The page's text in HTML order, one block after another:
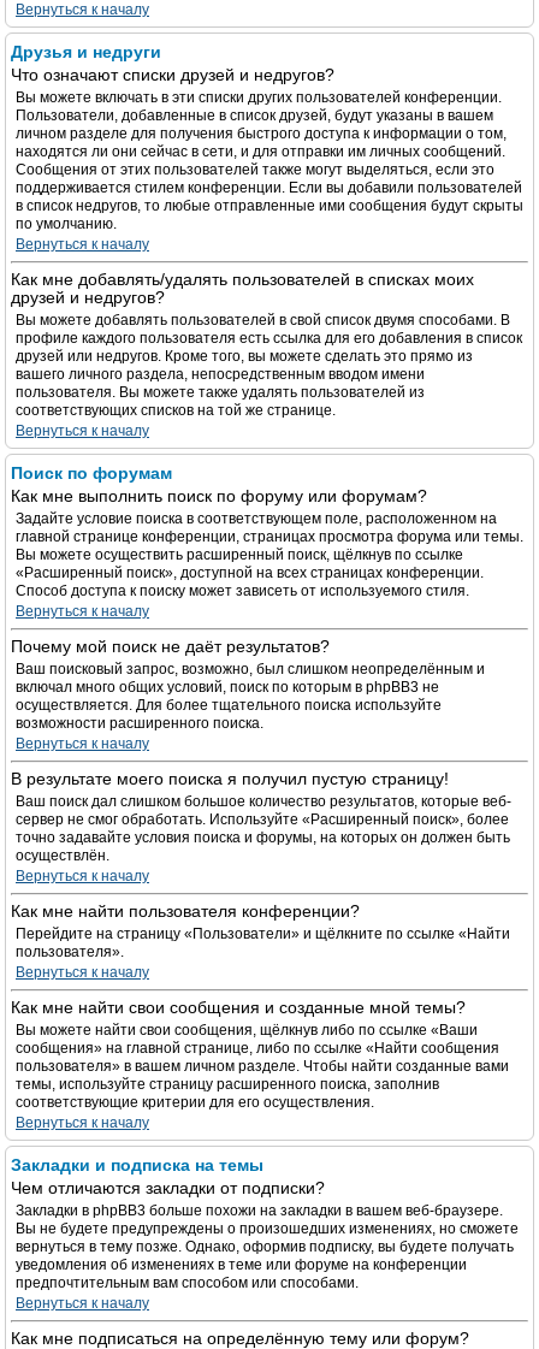
Вернуться к началу
Друзья и недруги
Что означают списки друзей и недругов?
Вы можете включать в эти списки других пользователей конференции.
Пользователи, добавленные в список друзей, будут указаны в вашем
личном разделе для получения быстрого доступа к информации о том,
находятся ли они сейчас в сети, и для отправки им личных сообщений.
Сообщения от этих пользователей также могут выделяться, если это
поддерживается стилем конференции. Если вы добавили пользователей
в список недругов, то любые отправленные ими сообщения будут скрыты
по умолчанию.
Вернуться к началу
Как мне добавлять/удалять пользователей в списках моих
друзей и недругов?
Вы можете добавлять пользователей в свой список двумя способами. В
профиле каждого пользователя есть ссылка для его добавления в список
друзей или недругов. Кроме того, вы можете сделать это прямо из
вашего личного раздела, непосредственным вводом имени
пользователя. Вы можете также удалять пользователей из
соответствующих списков на той же странице.
Вернуться к началу
Поиск по форумам
Как мне выполнить поиск по форуму или форумам?
Задайте условие поиска в соответствующем поле, расположенном на
главной странице конференции, страницах просмотра форума или темы.
Вы можете осуществить расширенный поиск, щёлкнув по ссылке
«Расширенный поиск», доступной на всех страницах конференции.
Способ доступа к поиску может зависеть от используемого стиля.
Вернуться к началу
Почему мой поиск не даёт результатов?
Ваш поисковый запрос, возможно, был слишком неопределённым и
включал много общих условий, поиск по которым в phpBB3 не
осуществляется. Для более тщательного поиска используйте
возможности расширенного поиска.
Вернуться к началу
В результате моего поиска я получил пустую страницу!
Ваш поиск дал слишком большое количество результатов, которые веб-
сервер не смог обработать. Используйте «Расширенный поиск», более
точно задавайте условия поиска и форумы, на которых он должен быть
осуществлён.
Вернуться к началу
Как мне найти пользователя конференции?
Перейдите на страницу «Пользователи» и щёлкните по ссылке «Найти
пользователя».
Вернуться к началу
Как мне найти свои сообщения и созданные мной темы?
Вы можете найти свои сообщения, щёлкнув либо по ссылке «Ваши
сообщения» на главной странице, либо по ссылке «Найти сообщения
пользователя» в вашем личном разделе. Чтобы найти созданные вами
темы, используйте страницу расширенного поиска, заполнив
соответствующие критерии для его осуществления.
Вернуться к началу
Закладки и подписка на темы
Чем отличаются закладки от подписки?
Закладки в phpBB3 больше похожи на закладки в вашем веб-браузере.
Вы не будете предупреждены о произошедших изменениях, но сможете
вернуться в тему позже. Однако, оформив подписку, вы будете получать
уведомления об изменениях в теме или форуме на конференции
предпочтительным вам способом или способами.
Вернуться к началу
Как мне подписаться на определённую тему или форум?